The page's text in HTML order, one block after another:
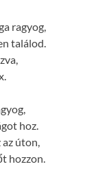
ragyog,
találod.
hoz.
az úton,
hozzon.